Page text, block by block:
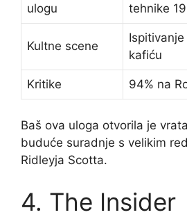
ulogu
tehnike
Kultne scene
Ispitivanje
kafiću
Kritike 94% na
Baš ova uloga otvorila je
buduće suradnje s velikim
Ridleyja Scotta.
4. The Insider